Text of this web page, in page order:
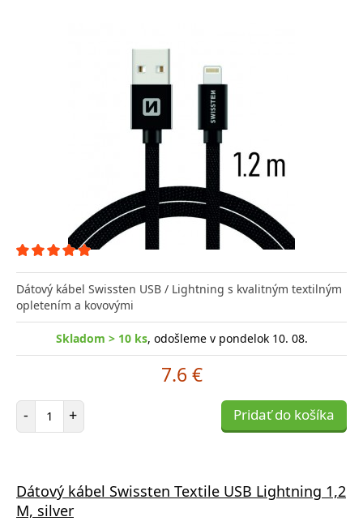
Dátový kábel Swissten USB / Lightning s kvalitným textilným
opletením a kovovými
Skladom > 10 ks, odošleme v pondelok 10. 08.
7.6 €
- Počet položiek
+ Pridať do košíka
Dátový kábel Swissten Textile USB Lightning 1,2
M, silver